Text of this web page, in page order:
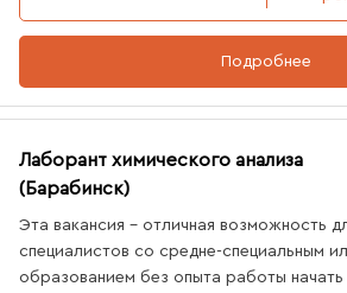
Подробнее
Лаборант химического анализа
(Барабинск)
Эта вакансия - отличная возможность
специалистов со средне-специальным
образованием без опыта работы начать